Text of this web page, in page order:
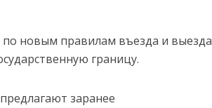
по новым правилам въезда и выезда
границу.
заранее